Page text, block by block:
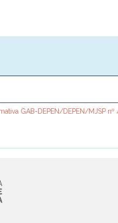
GAB-DEPEN/DEPEN/MJSP